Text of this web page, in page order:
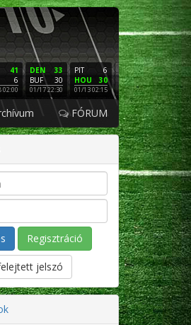
41
6
02:00
33
DEN
30
BUF
01/17 22:30
6
PIT
30
HOU
01/13 02:15
16
NE
3
LAC
01/12 02:00
PHI
SF
01/11
FÓRUM
Regisztráció
jelszó